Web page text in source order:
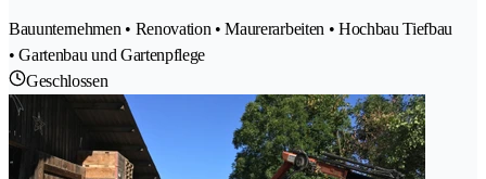
Bauunternehmen • Renovation • Maurerarbeiten • Hochbau Tiefbau
• Gartenbau und Gartenpflege
Geschlossen